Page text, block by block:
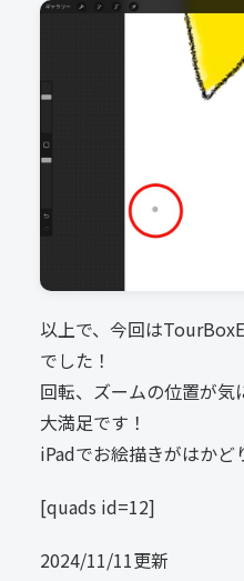
以上で、今回は
でした！
回転、ズームの位置が
大満足です！
iPadでお絵描きがはかど
[quads id=12]
2024/11/11更新